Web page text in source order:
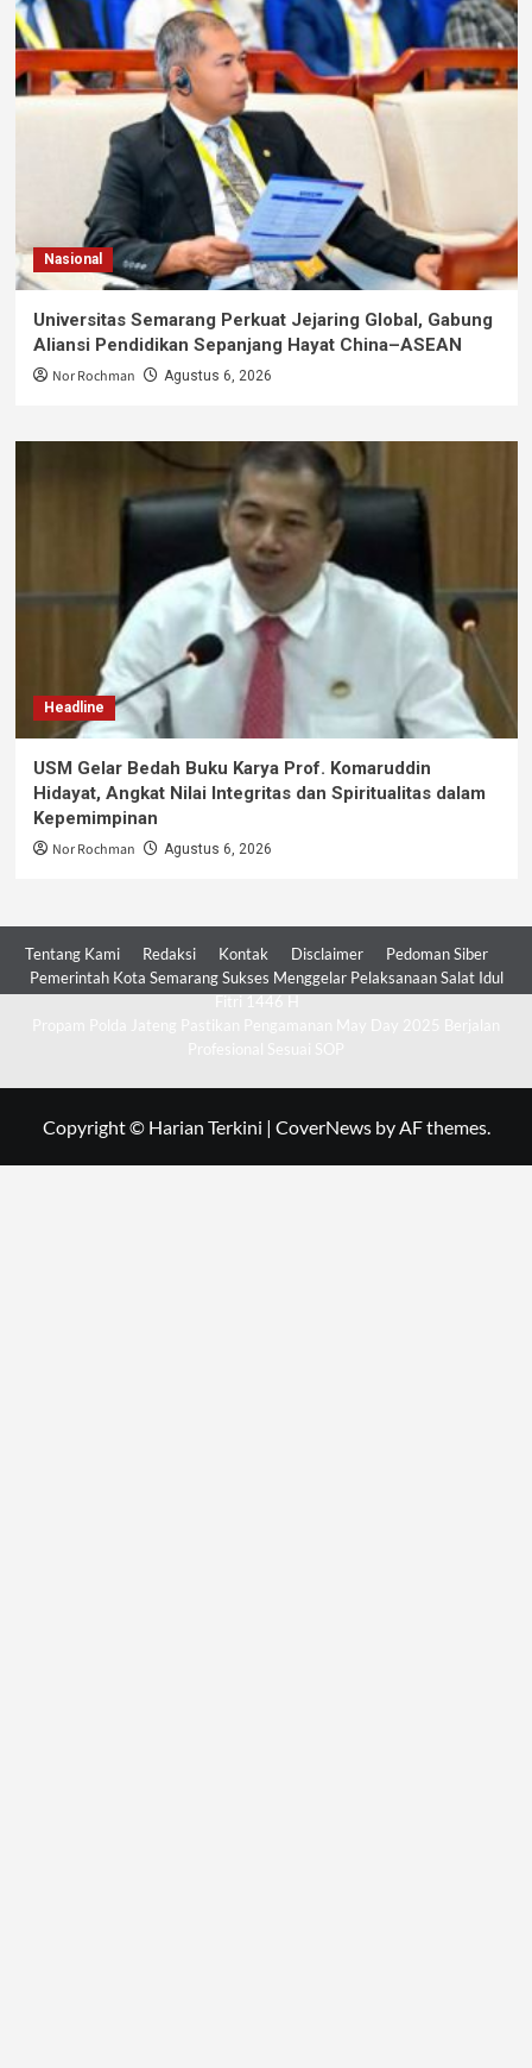
Nasional
Universitas Semarang Perkuat Jejaring Global, Gabung
Aliansi Pendidikan Sepanjang Hayat China–ASEAN
Nor Rochman Agustus 6, 2026
Headline
USM Gelar Bedah Buku Karya Prof. Komaruddin
Hidayat, Angkat Nilai Integritas dan Spiritualitas dalam
Kepemimpinan
Nor Rochman Agustus 6, 2026
Tentang Kami Redaksi Kontak Disclaimer
Pedoman Siber
Pemerintah Kota Semarang Sukses Menggelar Pelaksanaan Salat Idul
Copyright © Harian Terkini | CoverNewsby AF themes.